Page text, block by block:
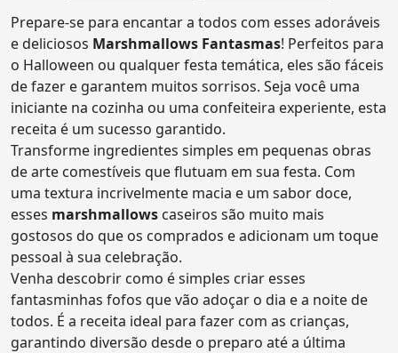
Prepare-se para encantar a todos com esses adoráveis
e deliciosos Marshmallows Fantasmas! Perfeitos para
o Halloween ou qualquer festa temática, eles são fáceis
de fazer e garantem muitos sorrisos. Seja você uma
iniciante na cozinha ou uma confeiteira experiente, esta
receita é um sucesso garantido.
Transforme ingredientes simples em pequenas obras
de arte comestíveis que flutuam em sua festa. Com
uma textura incrivelmente macia e um sabor doce,
esses marshmallows caseiros são muito mais
gostosos do que os comprados e adicionam um toque
pessoal à sua celebração.
Venha descobrir como é simples criar esses
fantasminhas fofos que vão adoçar o dia e a noite de
todos. É a receita ideal para fazer com as crianças,
garantindo diversão desde o preparo até a última